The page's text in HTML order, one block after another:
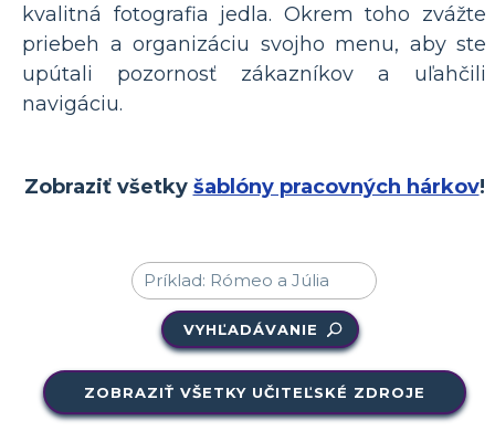
kvalitná fotografia jedla. Okrem toho zvážte
priebeh a organizáciu svojho menu, aby ste
upútali pozornosť zákazníkov a uľahčili
navigáciu.
Zobraziť všetky šablóny pracovných hárkov!
VYHĽADÁVANIE
ZOBRAZIŤ VŠETKY UČITEĽSKÉ ZDROJE